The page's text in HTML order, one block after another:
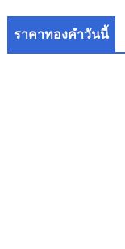
ราคาทองคำวันนี้